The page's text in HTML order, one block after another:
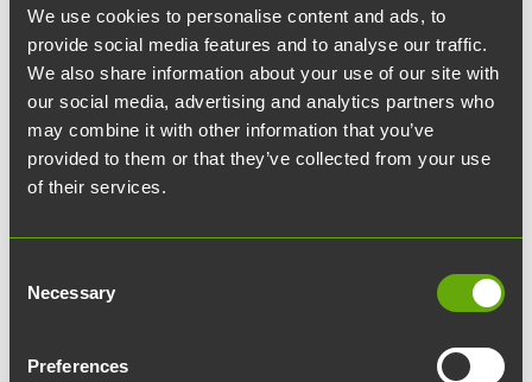
We use cookies to personalise content and ads, to
provide social media features and to analyse our traffic.
We also share information about your use of our site with
our social media, advertising and analytics partners who
may combine it with other information that you’ve
provided to them or that they’ve collected from your use
of their services.
Selection
Necessary
Preferences